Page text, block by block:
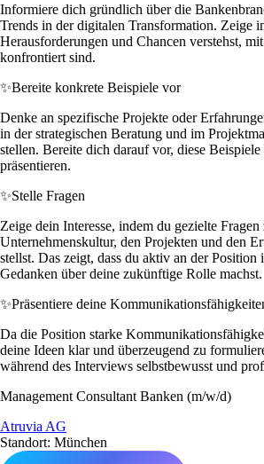
Informiere dich gründlich über die
Trends in der digitalen Transformation. Zeige
Herausforderungen und Chancen verstehst,
konfrontiert sind.
✨Bereite konkrete Beispiele vor
Denke an spezifische Projekte oder
in der strategischen Beratung und im
stellen. Bereite dich darauf vor, diese
präsentieren.
✨Stelle Fragen
Zeige dein Interesse, indem du gezielte Fragen
Unternehmenskultur, den Projekten und den
stellst. Das zeigt, dass du aktiv an der Position
Gedanken über deine zukünftige Rolle machst.
✨Präsentiere deine
Da die Position starke
deine Ideen klar und überzeugend zu
während des Interviews selbstbewusst und
Management Consultant Banken (m/w/d)
Atruvia AG
Standort: München